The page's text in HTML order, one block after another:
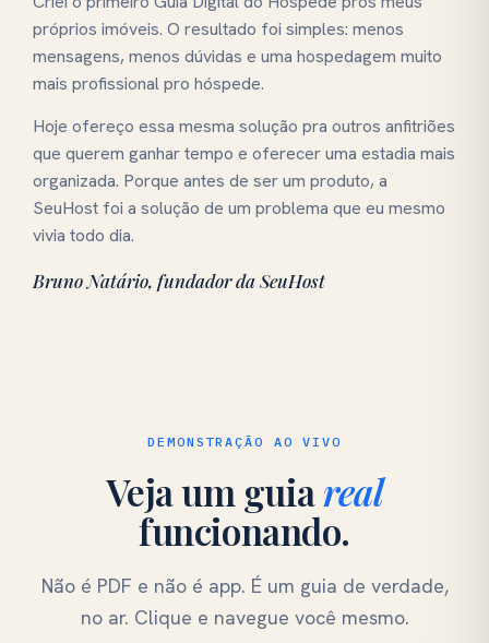
próprios imóveis. O resultado foi simples: menos
mensagens, menos dúvidas e uma hospedagem muito
mais profissional pro hóspede.
Hoje ofereço essa mesma solução pra outros anfitriões
que querem ganhar tempo e oferecer uma estadia mais
organizada. Porque antes de ser um produto, a
SeuHost foi a solução de um problema que eu mesmo
vivia todo dia.
Bruno Natário, fundador da SeuHost
DEMONSTRAÇÃO AO VIVO
Veja um guiareal
funcionando.
Não é PDF e não é app. É um guia de verdade,
no ar. Clique e navegue você mesmo.